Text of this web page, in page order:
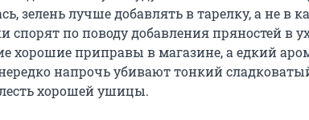
зелень лучше добавлять в тарелку, а не в
по поводу добавления пряностей в
хорошие приправы в магазине, а едкий
напрочь убивают тонкий
хорошей ушицы.